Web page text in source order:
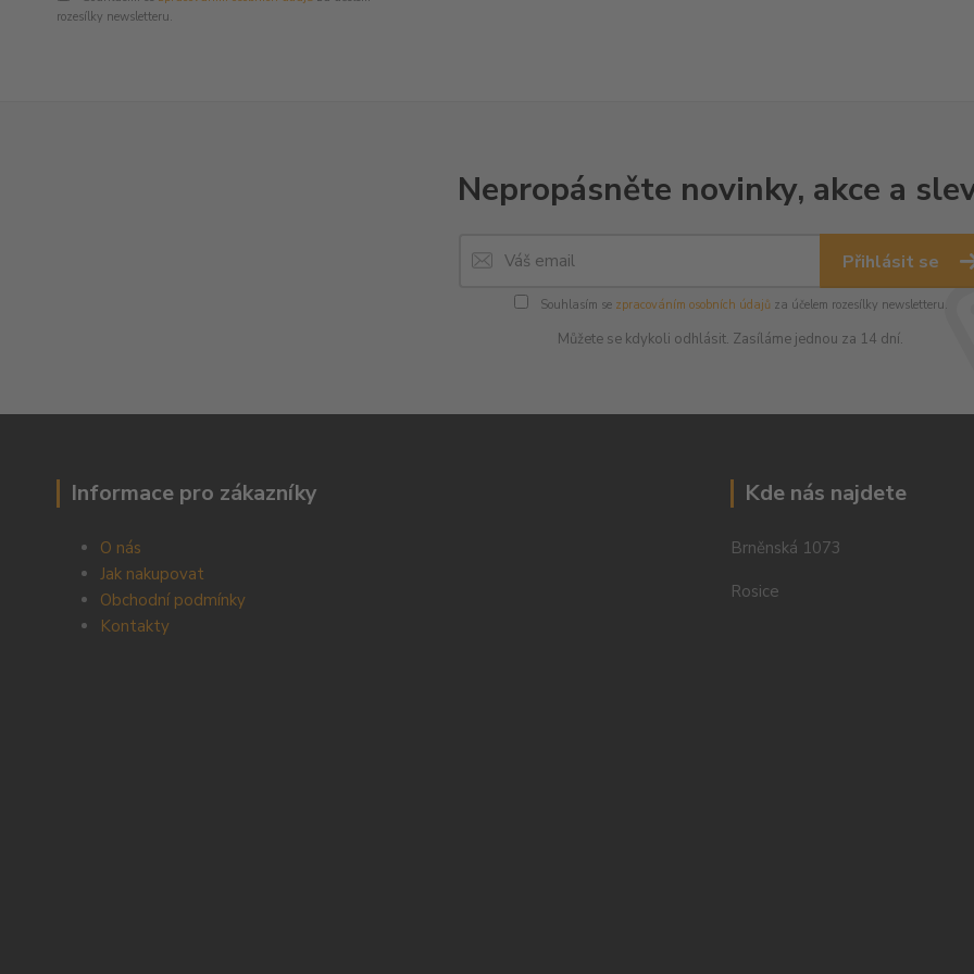
rozesílky newsletteru.
Nepropásněte novinky, akce a
Přihlásit se
Souhlasím se zpracováním osobních údajůza účelem rozesílky newsletteru.
Můžete se kdykoli odhlásit. Zasíláme jednou za 14 dní.
Informace pro zákazníky
O nás
Jak nakupovat
Obchodní podmínky
Kontakty
Kde nás najdete
Brněnská 1073
Rosice